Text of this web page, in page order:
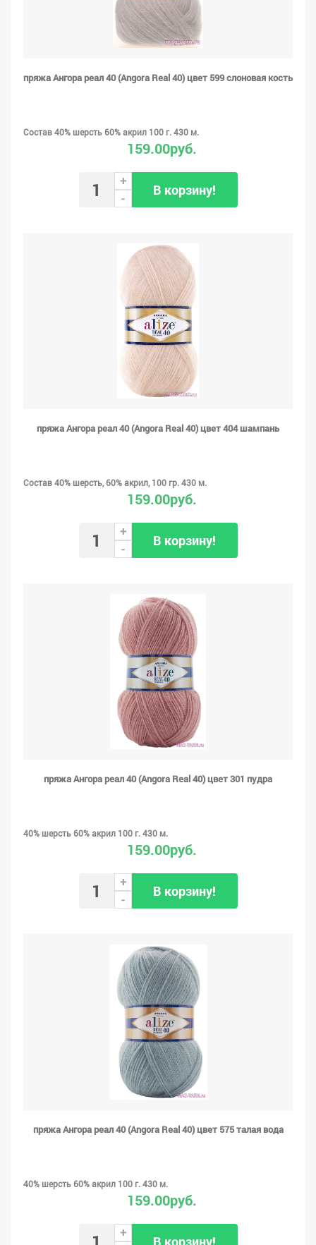
пряжа Ангора реал 40 (Angora Real 40) цвет 599 слоновая кость
Состав 40% шерсть 60% акрил 100 г. 430 м.
159.00руб.
+
-
В корзину!
пряжа Ангора реал 40 (Angora Real 40) цвет 404 шампань
Состав 40% шерсть, 60% акрил, 100 гр. 430 м.
159.00руб.
+
-
В корзину!
пряжа Ангора реал 40 (Angora Real 40) цвет 301 пудра
40% шерсть 60% акрил 100 г. 430 м.
159.00руб.
+
-
В корзину!
пряжа Ангора реал 40 (Angora Real 40) цвет 575 талая вода
40% шерсть 60% акрил 100 г. 430 м.
159.00руб.
+
В корзину!